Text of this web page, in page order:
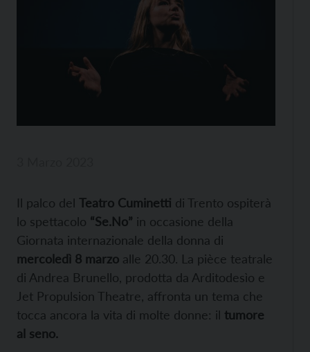
Il palco del Teatro Cuminetti di Trento ospiterà
lo spettacolo “Se.No” in occasione della
Giornata internazionale della donna di
mercoledì 8 marzo alle 20.30. La pièce teatrale
di Andrea Brunello, prodotta da Arditodesìo e
Jet Propulsion Theatre, affronta un tema che
tocca ancora la vita di molte donne: il tumore
al seno.